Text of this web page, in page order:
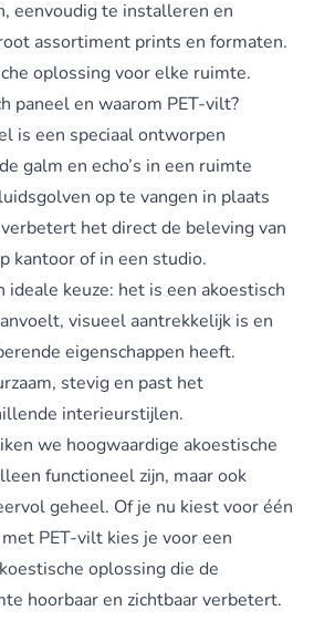
eenvoudig te installeren en
assortiment prints en formaten.
oplossing voor elke ruimte.
paneel en waarom PET-vilt?
is een speciaal ontworpen
galm en echo’s in een ruimte
op te vangen in plaats
het direct de beleving van
kantoor of in een studio.
ideale keuze: het is een akoestisch
visueel aantrekkelijk is en
eigenschappen heeft.
stevig en past het
interieurstijlen.
we hoogwaardige akoestische
functioneel zijn, maar ook
geheel. Of je nu kiest voor één
PET-vilt kies je voor een
oplossing die de
hoorbaar en zichtbaar verbetert.